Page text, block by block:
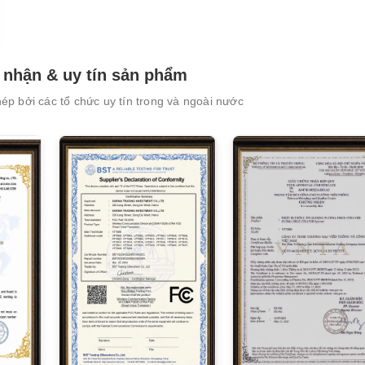
& uy tín sản phẩm
bởi các tổ chức uy tín trong và ngoài nước